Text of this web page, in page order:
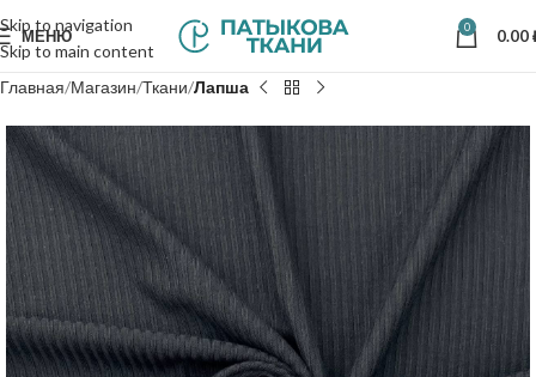
Skip to navigation
Skip to main content
МЕНЮ 0 0.00
Главная Магазин Ткани Лапша